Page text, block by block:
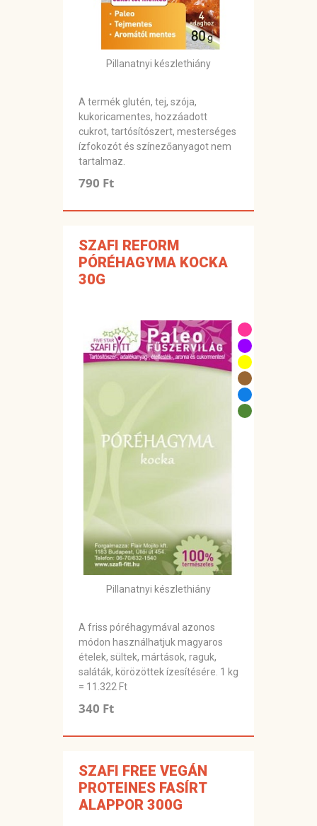
Pillanatnyi készlethiány
A termék glutén, tej, szója,
kukoricamentes, hozzáadott
cukrot, tartósítószert, mesterséges
ízfokozót és színezőanyagot nem
tartalmaz.
790 Ft
SZAFI REFORM
PÓRÉHAGYMA KOCKA
30G
Pillanatnyi készlethiány
A friss póréhagymával azonos
módon használhatjuk magyaros
ételek, sültek, mártások, raguk,
saláták, körözöttek ízesítésére. 1 kg
= 11.322 Ft
340 Ft
SZAFI FREE VEGÁN
PROTEINES FASÍRT
ALAPPOR 300G